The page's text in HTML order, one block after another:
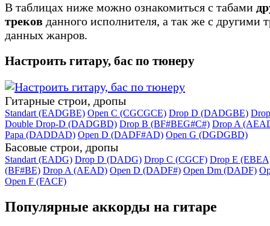
В таблицах ниже можно ознакомиться с табами
треков данного исполнителя, а так же с другими
данных жанров.
Настроить гитару, бас по тюнеру
Гитарные строи, дропы
Standart (EADGBE) Open C (CGCGCE) Drop D (DADGBE)
Double Drop-D (DADGBD) Drop B (BF#BEG#C#) Drop A
Papa (DADDAD) Open D (DADF#AD) Open G (DGDGBD)
Басовые строи, дропы
Standart (EADG) Drop D (DADG) Drop C (CGCF) Drop E
(BF#BE) Drop A (AEAD) Open D (DADF#) Open Dm (DADF)
Open F (FACF)
Популярные аккорды на гитаре